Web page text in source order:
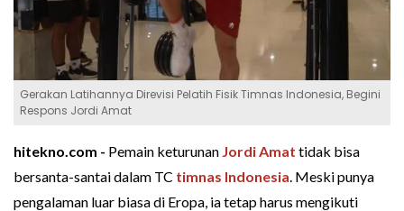
Gerakan Latihannya Direvisi Pelatih Fisik Timnas Indonesia, Begini
Respons Jordi Amat
hitekno.com - Pemain keturunan Jordi Amat tidak bisa
bersanta-santai dalam TC timnas Indonesia. Meski punya
pengalaman luar biasa di Eropa, ia tetap harus mengikuti